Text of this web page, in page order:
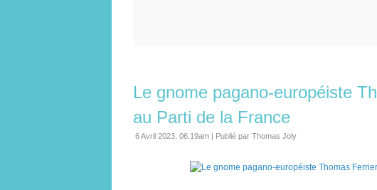
Le gnome pagano-européiste
au Parti de la France
6 Avril 2023, 06:19am | Publié par Thomas Joly